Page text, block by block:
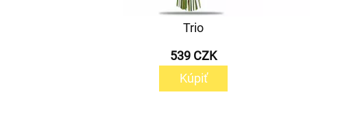
Trio
539 CZK
Kúpiť